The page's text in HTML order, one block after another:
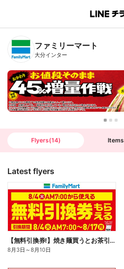
B
n
T
ファミリーマート
大分インター
Flyers(14) Items
Latest flyers
【無料引換券!】焼き麺買うとお茶引換券貰える!
8月3日 ～8月10日